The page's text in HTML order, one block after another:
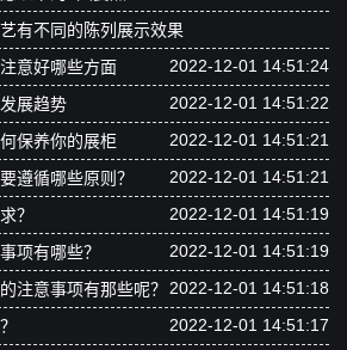
有不同的陈列展示效果
2022-12-01 14:51:24
意好哪些方面
2022-12-01 14:51:22
展趋势
2022-12-01 14:51:21
保养你的展柜
2022-12-01 14:51:21
遵循哪些原则？
2022-12-01 14:51:19
？
2022-12-01 14:51:19
项有哪些？
2022-12-01 14:51:18
注意事项有那些呢？
2022-12-01 14:51:17